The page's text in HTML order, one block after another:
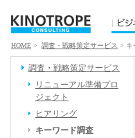
HOME > 調査・戦略策定サービス > キ
調査・戦略策定サービス
リニューアル準備プロ
ジェクト
ヒアリング
キーワード調査